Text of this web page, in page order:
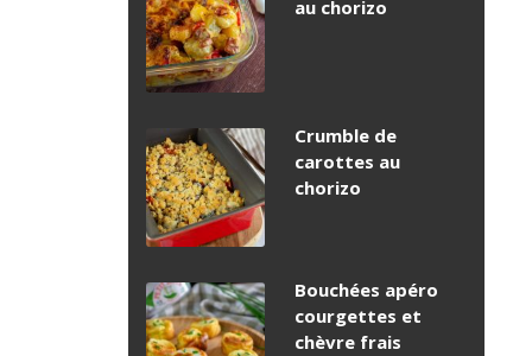
au chorizo
Crumble de
carottes au
chorizo
Bouchées apéro
courgettes et
chèvre frais